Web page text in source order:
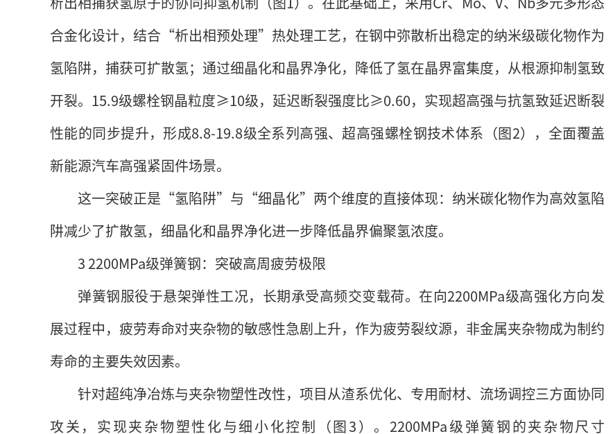
析出相捕获氢原子的协同抑氢机制（图1）。在此基础上，采用Cr、Mo、V、Nb多元多形态
合金化设计，结合“析出相预处理”热处理工艺，在钢中弥散析出稳定的纳米级碳化物作为
氢陷阱，捕获可扩散氢；通过细晶化和晶界净化，降低了氢在晶界富集度，从根源抑制氢致
开裂。15.9级螺栓钢晶粒度≥10级，延迟断裂强度比≥0.60，实现超高强与抗氢致延迟断裂
性能的同步提升，形成8.8-19.8级全系列高强、超高强螺栓钢技术体系（图2），全面覆盖
新能源汽车高强紧固件场景。
这一突破正是“氢陷阱”与“细晶化”两个维度的直接体现：纳米碳化物作为高效氢陷
阱减少了扩散氢，细晶化和晶界净化进一步降低晶界偏聚氢浓度。
3 2200MPa级弹簧钢：突破高周疲劳极限
弹簧钢服役于悬架弹性工况，长期承受高频交变载荷。在向2200MPa级高强化方向发
展过程中，疲劳寿命对夹杂物的敏感性急剧上升，作为疲劳裂纹源，非金属夹杂物成为制约
寿命的主要失效因素。
针对超纯净冶炼与夹杂物塑性改性，项目从渣系优化、专用耐材、流场调控三方面协同
攻关，实现夹杂物塑性化与细小化控制（图3）。2200MPa级弹簧钢的夹杂物尺寸